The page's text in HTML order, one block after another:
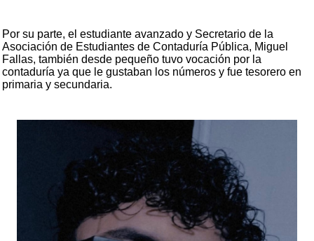
Por su parte, el estudiante avanzado y Secretario de la
Asociación de Estudiantes de Contaduría Pública, Miguel
Fallas, también desde pequeño tuvo vocación por la
contaduría ya que le gustaban los números y fue tesorero en
primaria y secundaria.